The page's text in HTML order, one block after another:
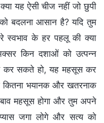
यह ऐसी चीज नहीं जो छुपी
बदलना आसान है? यदि तुम
स्वभाव के हर पहलू की क्या
किन दशाओं को उत्पन्न
कर सकते हो, यह महसूस कर
कितना भयानक और खतरनाक
महसूस होगा और तुम अपने
जगा लोगे और सत्य को